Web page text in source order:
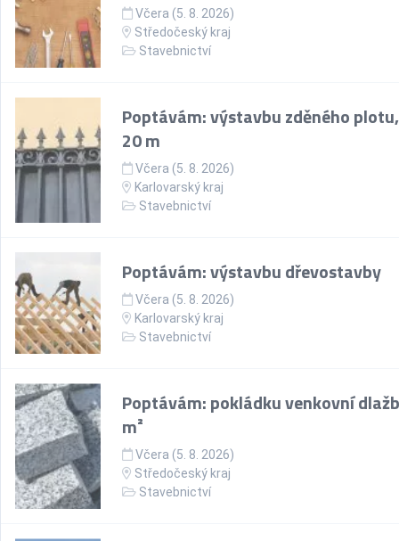
Včera (5. 8. 2026)
Středočeský kraj
Stavebnictví
Poptávám: výstavbu zděného
20 m
Včera (5. 8. 2026)
Karlovarský kraj
Stavebnictví
Poptávám: výstavbu dřevostavby
Včera (5. 8. 2026)
Karlovarský kraj
Stavebnictví
Poptávám: pokládku venkovní
m²
Včera (5. 8. 2026)
Středočeský kraj
Stavebnictví